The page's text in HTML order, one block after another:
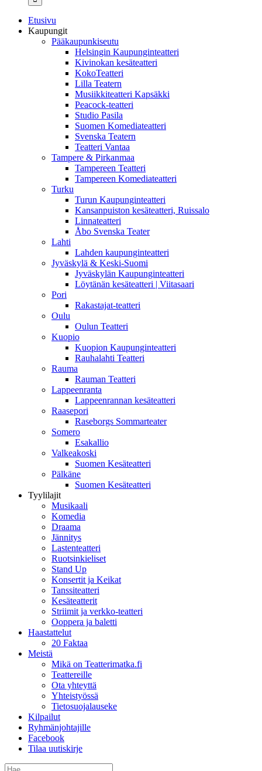
Etusivu
Kaupungit
Pääkaupunkiseutu
Helsingin Kaupunginteatteri
Kivinokan kesäteatteri
KokoTeatteri
Lilla Teatern
Musiikkiteatteri Kapsäkki
Peacock-teatteri
Studio Pasila
Suomen Komediateatteri
Svenska Teatern
Teatteri Vantaa
Tampere & Pirkanmaa
Tampereen Teatteri
Tampereen Komediateatteri
Turku
Turun Kaupunginteatteri
Kansanpuiston kesäteatteri, Ruissalo
Linnateatteri
Åbo Svenska Teater
Lahti
Lahden kaupunginteatteri
Jyväskylä & Keski-Suomi
Jyväskylän Kaupunginteatteri
Löytänän kesäteatteri | Viitasaari
Pori
Rakastajat-teatteri
Oulu
Oulun Teatteri
Kuopio
Kuopion Kaupunginteatteri
Rauhalahti Teatteri
Rauma
Rauman Teatteri
Lappeenranta
Lappeenrannan kesäteatteri
Raasepori
Raseborgs Sommarteater
Somero
Esakallio
Valkeakoski
Suomen Kesäteatteri
Pälkäne
Suomen Kesäteatteri
Tyylilajit
Musikaali
Komedia
Draama
Jännitys
Lastenteatteri
Ruotsinkieliset
Stand Up
Konsertit ja Keikat
Tanssiteatteri
Kesäteatterit
Striimit ja verkko-teatteri
Ooppera ja baletti
Haastattelut
20 Faktaa
Meistä
Mikä on Teatterimatka.fi
Teattereille
Ota yhteyttä
Yhteistyössä
Tietosuojalauseke
Kilpailut
Ryhmänjohtajille
Facebook
Tilaa uutiskirje
Etsi